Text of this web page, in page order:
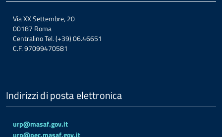
Via XX Settembre, 20
00187 Roma
Centralino Tel. (+39) 06.46651
C.F. 97099470581
Indirizzi di posta elettronica
urp@masaf.gov.it
urp@pec.masaf.gov.it